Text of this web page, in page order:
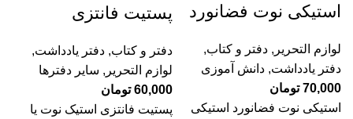
استیکی نوت فضانورد
لوازم التحریر , دفتر و کتاب,
دفتر یادداشت, دانش آموزی
70,000 تومان
استیکی نوت فضانورد استیکی
پستیت فانتزی
دفتر و کتاب, دفتر یادداشت,
لوازم التحریر , سایر دفترها
60,000 تومان
پستیت فانتزی استیک نوت یا